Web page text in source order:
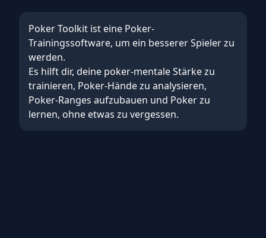
Poker Toolkit ist eine Poker-
Trainingssoftware, um ein besserer Spieler zu
werden.
Es hilft dir, deine poker-mentale Stärkezu
trainieren, Poker-Hände zu analysieren,
Poker-Ranges aufzubauen und Poker zu
lernen, ohne etwas zu vergessen.